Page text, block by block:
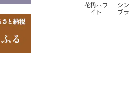
花柄ホワ
イト
シ
ブ